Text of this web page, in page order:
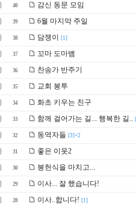
40 감신 동문 모임
39 6월 마지막 주일
38 담쟁이 [1]
37 꼬마 도마뱀
36 찬송가 반주기
35 교회 봉투
34 화초 키우는 친구
33 함께 걸어가는 길... 행복한 길..
32 동역자들 [3]+2
31 좋은 이웃2
30 봉헌식을 마치고...
29 이사... 잘 했습니다!
28 이사..합니다! [1]